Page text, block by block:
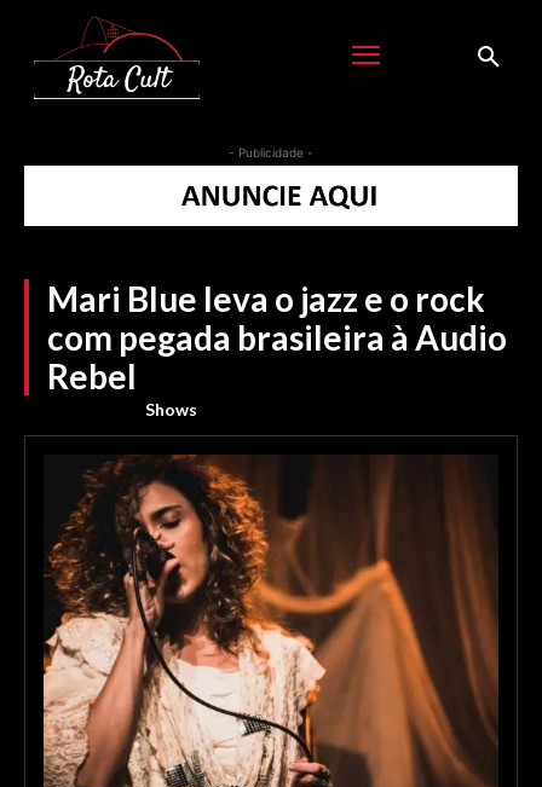
- Publicidade -
Mari Blue leva o jazz e o rock
com pegada brasileira à Audio
Rebel
Shows